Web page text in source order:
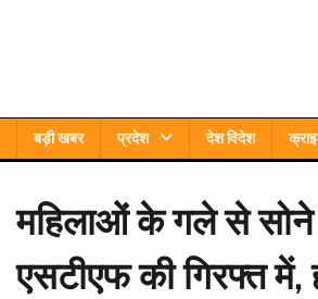
बड़ी खबर प्रदेश देश विदेश
महिलाओं के गले से सोने
एसटीएफ की गिरफ्त में,